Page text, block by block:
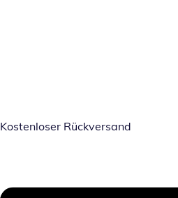
Kostenloser Rückversand